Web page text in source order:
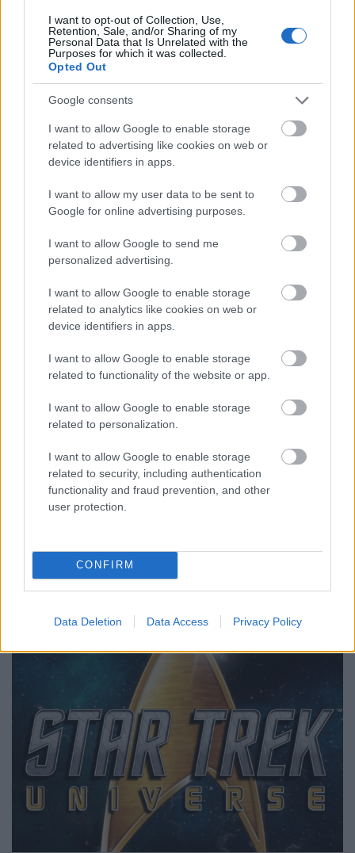
I want to opt-out of Collection, Use,
Retention, Sale, and/or Sharing of my
Personal Data that Is Unrelated with the
Purposes for which it was collected.
Opted Out
Google consents
I want to allow Google to enable storage
related to advertising like cookies on web or
device identifiers in apps.
I want to allow my user data to be sent to
Google for online advertising purposes.
I want to allow Google to send me
personalized advertising.
I want to allow Google to enable storage
related to analytics like cookies on web or
device identifiers in apps.
I want to allow Google to enable storage
related to functionality of the website or app.
I want to allow Google to enable storage
related to personalization.
I want to allow Google to enable storage
related to security, including authentication
functionality and fraud prevention, and other
user protection.
CONFIRM
Data Deletion Data Access Privacy Policy
pedig a könnyedebb megközelítés, valamint a Trek
toposzok vicces tálalása mindig megtalálja az értő
közönségét, erre Seth MacFarlane sorozatán kívül a
Galaxy Quest is tökéletes példa. Egy ilyen projekt…
Megérkezett a Picard sorozat Comic
Con előzetese
A Lower Decks és a Short Treks következő
etapja is bemutatkozott
Végre minden eddiginél részletesebb betekintést
kaptunk a készülő Picard szériából: a San Diego-i
Comic Conon bemutatkozó hosszabb előzetes a
szereplőt is megmutat a régi szép időkből. Sajnos a
produkciót csak 2020-ban láthatjuk, de az
eseményen…